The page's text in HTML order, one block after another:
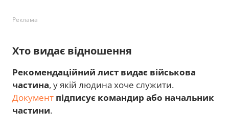
Реклама
Хто видає відношення
Рекомендаційний лист видає військова
частина, у якій людина хоче служити.
Документ підписує командир або начальник
частини.